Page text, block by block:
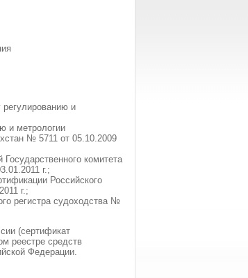
регулированию и
и метрологии
№ 5711 от 05.10.2009
комитета
г.;
Российского
г.;
регистра судоходства №
(сертификат
реестре средств
Федерации.